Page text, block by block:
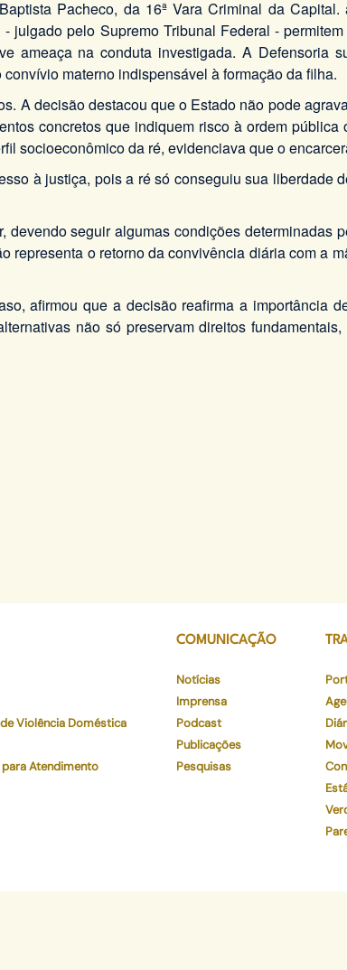
Pacheco, da 16ª Vara Criminal da
julgado pelo Supremo Tribunal Federal -
na conduta investigada. A Defensoria
materno indispensável à formação da filha.
A decisão destacou que o Estado não pode
concretos que indiquem risco à ordem
socioeconômico da ré, evidenciava que o
à justiça, pois a ré só conseguiu sua
seguir algumas condições determinadas
representa o retorno da convivência diária com a
afirmou que a decisão reafirma a importância
não só preservam direitos
Violência Doméstica
Atendimento
COMUNICAÇÃO
Notícias
Imprensa
Podcast
Publicações
Pesquisas